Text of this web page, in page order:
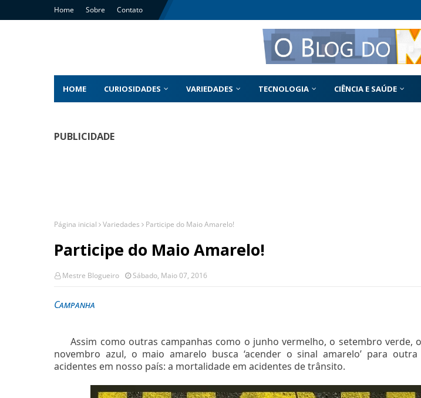
Home Sobre Contato
HOME CURIOSIDADES VARIEDADES TECNOLOGIA CIÊNCIA E SAÚDE
PUBLICIDADE
Página inicial Variedades Participe do Maio Amarelo!
Participe do Maio Amarelo!
Mestre Blogueiro Sábado, Maio 07, 2016
Campanha
Assim como outras campanhas como o junho vermelho, o setembro verde,
novembro azul, o maio amarelo busca ‘acender o sinal amarelo’ para
acidentes em nosso país: a mortalidade em acidentes de trânsito.